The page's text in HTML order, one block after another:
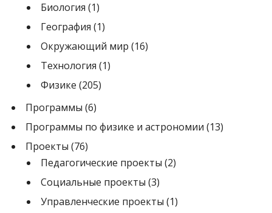
Биология (1)
География (1)
Окружающий мир (16)
Технология (1)
Физике (205)
Программы (6)
Программы по физике и астрономии (13)
Проекты (76)
Педагогические проекты (2)
Социальные проекты (3)
Управленческие проекты (1)